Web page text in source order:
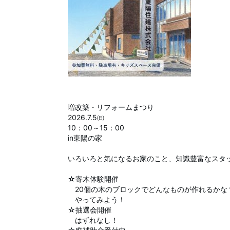
増改築・リフォームまつり
2026.7.5㈰
10：00～15：00
in東陽の家
いろいろと気になるお家のこと、知識豊富なスタ
☆寄木体験開催
20個の木のブロックでどんなものが作れるかな
やってみよう！
☆抽選会開催
はずれなし！